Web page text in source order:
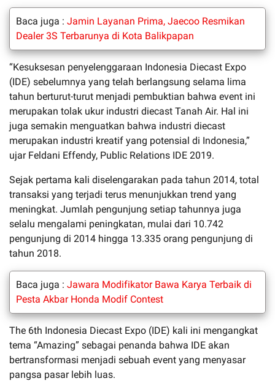
Baca juga : Jamin Layanan Prima, Jaecoo Resmikan
Dealer 3S Terbarunya di Kota Balikpapan
“Kesuksesan penyelenggaraan Indonesia Diecast Expo
(IDE) sebelumnya yang telah berlangsung selama lima
tahun berturut-turut menjadi pembuktian bahwa event ini
merupakan tolak ukur industri diecast Tanah Air. Hal ini
juga semakin menguatkan bahwa industri diecast
merupakan industri kreatif yang potensial di Indonesia,”
ujar Feldani Effendy, Public Relations IDE 2019.
Sejak pertama kali diselengarakan pada tahun 2014, total
transaksi yang terjadi terus menunjukkan trend yang
meningkat. Jumlah pengunjung setiap tahunnya juga
selalu mengalami peningkatan, mulai dari 10.742
pengunjung di 2014 hingga 13.335 orang pengunjung di
tahun 2018.
Baca juga : Jawara Modifikator Bawa Karya Terbaik di
Pesta Akbar Honda Modif Contest
The 6th Indonesia Diecast Expo (IDE) kali ini mengangkat
tema “Amazing” sebagai penanda bahwa IDE akan
bertransformasi menjadi sebuah event yang menyasar
pangsa pasar lebih luas.